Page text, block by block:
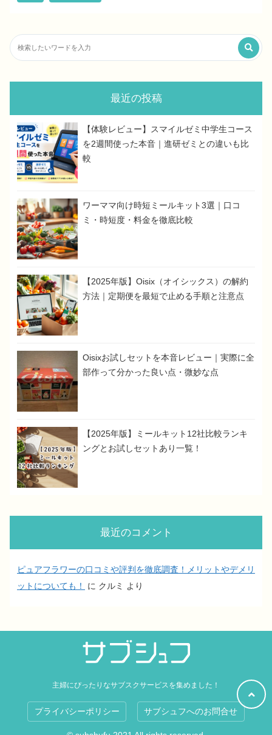
最近の投稿
【体験レビュー】スマイルゼミ中学生コース
を2週間使った本音｜進研ゼミとの違いも比
較
ワーママ向け時短ミールキット3選｜口コ
ミ・時短度・料金を徹底比較
【2025年版】Oisix（オイシックス）の解約
方法｜定期便を最短で止める手順と注意点
Oisixお試しセットを本音レビュー｜実際に全
部作って分かった良い点・微妙な点
【2025年版】ミールキット12社比較ランキ
ングとお試しセットあり一覧！
最近のコメント
ピュアフラワーの口コミや評判を徹底調査！メリットやデメリ
ットについても！
に クルミ より
主婦にぴったりなサブスクサービスを集めました！
プライバシーポリシー サブシュフへのお問合せ